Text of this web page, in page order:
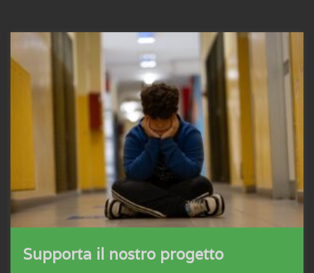
Supporta il nostro progetto